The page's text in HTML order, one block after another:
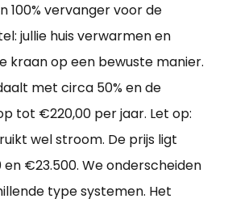
100% vervanger voor de
jullie huis verwarmen en
kraan op een bewuste manier.
met circa 50% en de
tot €220,00 per jaar. Let op:
wel stroom. De prijs ligt
€23.500. We onderscheiden
type systemen. Het